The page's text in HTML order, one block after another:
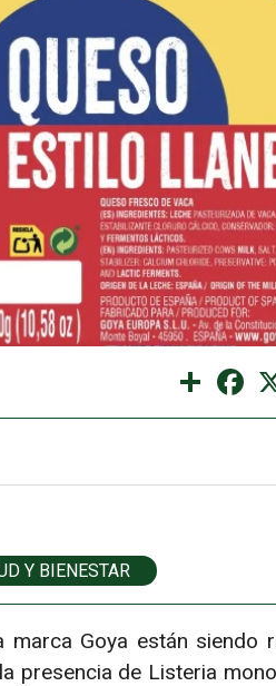
Share
Y BIENESTAR
Goya están siendo
presencia de Listeria